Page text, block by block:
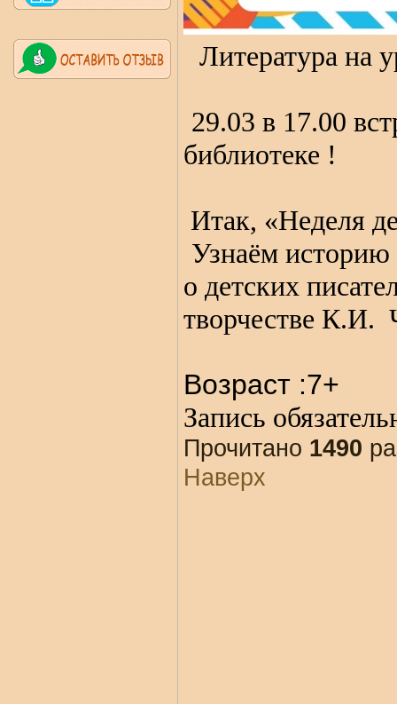
Литература на
29.03 в 17.00
библиотеке !
Итак, «Неделя
Узнаём историю
о детских
творчестве К.И.
Возраст :7+
Запись
Прочитано 1490
Наверх